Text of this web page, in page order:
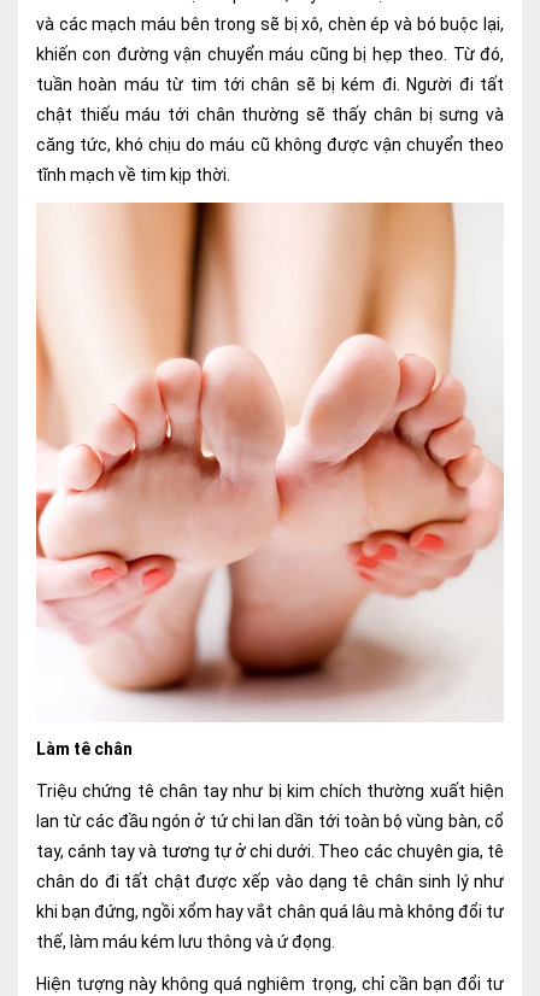
và các mạch máu bên trong sẽ bị xô, chèn ép và bó buộc lại,
khiến con đường vận chuyển máu cũng bị hẹp theo. Từ đó,
tuần hoàn máu từ tim tới chân sẽ bị kém đi. Người đi tất
chật thiếu máu tới chân thường sẽ thấy chân bị sưng và
căng tức, khó chịu do máu cũ không được vận chuyển theo
tĩnh mạch về tim kịp thời.
Làm tê chân
Triệu chứng tê chân tay như bị kim chích thường xuất hiện
lan từ các đầu ngón ở tứ chi lan dần tới toàn bộ vùng bàn, cổ
tay, cánh tay và tương tự ở chi dưới. Theo các chuyên gia, tê
chân do đi tất chật được xếp vào dạng tê chân sinh lý như
khi bạn đứng, ngồi xổm hay vắt chân quá lâu mà không đổi tư
thế, làm máu kém lưu thông và ứ đọng.
Hiện tượng này không quá nghiêm trọng, chỉ cần bạn đổi tư